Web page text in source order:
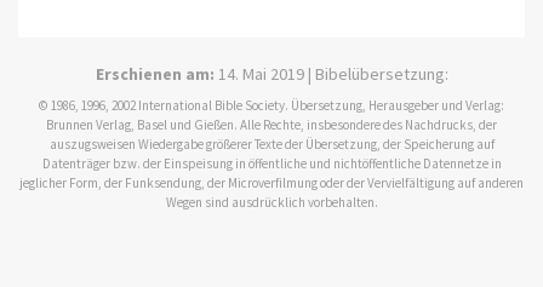
Erschienen am: 14. Mai 2019 | Bibelübersetzung:
© 1986, 1996, 2002 International Bible Society. Übersetzung, Herausgeber und Verlag:
Brunnen Verlag, Basel und Gießen. Alle Rechte, insbesondere des Nachdrucks, der
auszugsweisen Wiedergabe größerer Texte der Übersetzung, der Speicherung auf
Datenträger bzw. der Einspeisung in öffentliche und nichtöffentliche Datennetze in
jeglicher Form, der Funksendung, der Microverfilmung oder der Vervielfältigung auf anderen
Wegen sind ausdrücklich vorbehalten.